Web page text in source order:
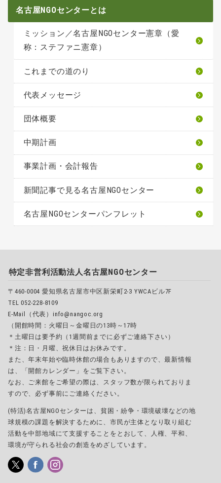
名古屋NGOセンターとは
ミッション／名古屋NGOセンター憲章（愛
称：ステファニ憲章）
これまでの道のり
代表メッセージ
団体概要
中期計画
事業計画・会計報告
新聞記事で見る名古屋NGOセンター
名古屋NGOセンターパンフレット
特定非営利活動法人名古屋NGOセンター
〒460-0004 愛知県名古屋市中区新栄町2-3 YWCAビル7F
TEL 052-228-8109
E-Mail（代表）info@nangoc.org
（開館時間：火曜日～金曜日の13時～17時
＊土曜日は要予約（1週間前までに必ずご連絡下さい）
＊注：日・月曜、祝休日はお休みです。
また、年末年始や臨時休館の場合もありますので、最新情報
は、「開館カレンダー」をご覧下さい。
なお、ご来館をご希望の際は、スタッフ数が限られておりま
すので、必ず事前にご連絡ください。
(特活)名古屋NGOセンターは、貧困・紛争・環境破壊などの地
球規模の課題を解決するために、市民が主体となり取り組む
活動を中部地域にて支援することをとおして、人権、平和、
環境が守られる社会の創造をめざしています。